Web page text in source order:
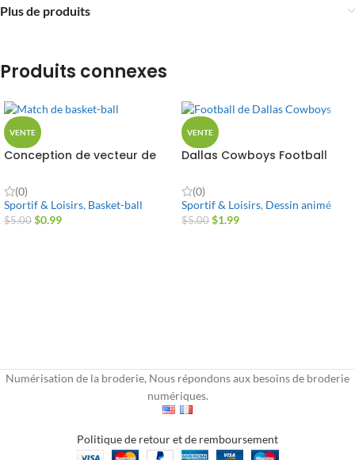
Plus de produits
Produits connexes
VENTE
Conception de vecteur de
(0)
Sportif & Loisirs, Basket-ball
$5.00 $0.99
VENTE
Dallas Cowboys Football
(0)
Sportif & Loisirs, Dessin animé
$5.00 $1.99
Numérisation de la broderie, Nous répondons aux besoins de broderie
numériques.
Politique de retour et de remboursement